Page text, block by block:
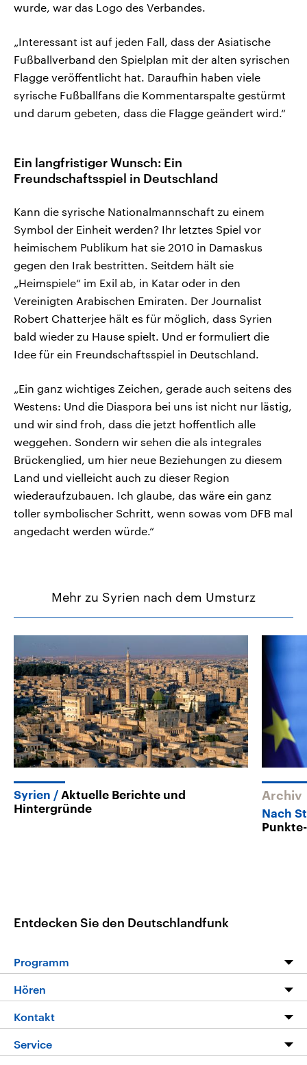
wurde, war das Logo des Verbandes.
„Interessant ist auf jeden Fall, dass der Asiatische
Fußballverband den Spielplan mit der alten syrischen
Flagge veröffentlicht hat. Daraufhin haben viele
syrische Fußballfans die Kommentarspalte gestürmt
und darum gebeten, dass die Flagge geändert wird.“
Ein langfristiger Wunsch: Ein
Freundschaftsspiel in Deutschland
Kann die syrische Nationalmannschaft zu einem
Symbol der Einheit werden? Ihr letztes Spiel vor
heimischem Publikum hat sie 2010 in Damaskus
gegen den Irak bestritten. Seitdem hält sie
„Heimspiele“ im Exil ab, in Katar oder in den
Vereinigten Arabischen Emiraten. Der Journalist
Robert Chatterjee hält es für möglich, dass Syrien
bald wieder zu Hause spielt. Und er formuliert die
Idee für ein Freundschaftsspiel in Deutschland.
„Ein ganz wichtiges Zeichen, gerade auch seitens des
Westens: Und die Diaspora bei uns ist nicht nur lästig,
und wir sind froh, dass die jetzt hoffentlich alle
weggehen. Sondern wir sehen die als integrales
Brückenglied, um hier neue Beziehungen zu diesem
Land und vielleicht auch zu dieser Region
wiederaufzubauen. Ich glaube, das wäre ein ganz
toller symbolischer Schritt, wenn sowas vom DFB mal
angedacht werden würde.“
Mehr zu Syrien nach dem Umsturz
Syrien
Aktuelle Berichte und
Hintergründe
Archiv
Nach
Entdecken Sie den Deutschlandfunk
Programm
Programm
Die Nachrichten
Nachrichtenleicht
Hören
Livestream
Podcasts
Kontakt
Hörerservice
Service